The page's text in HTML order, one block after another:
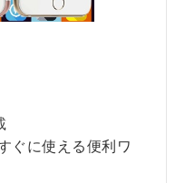
ぐに使える便利ワ